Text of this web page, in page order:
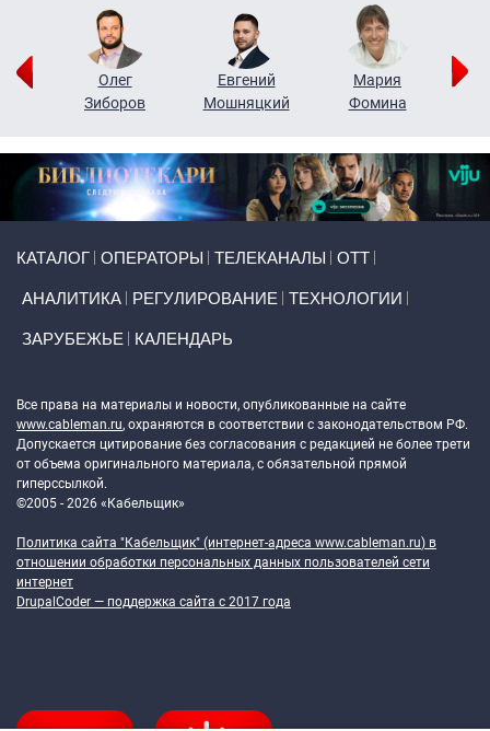
Олег
Зиборов
Евгений
Мошняцкий
Мария
Фомина
КАТАЛОГ ОПЕРАТОРЫ ТЕЛЕКАНАЛЫ ОТТ
АНАЛИТИКА РЕГУЛИРОВАНИЕ ТЕХНОЛОГИИ
ЗАРУБЕЖЬЕ КАЛЕНДАРЬ
Все права на материалы и новости, опубликованные на сайте
www.cableman.ru, охраняются в соответствии с законодательством РФ.
Допускается цитирование без согласования с редакцией не более трети
от объема оригинального материала, с обязательной прямой
гиперссылкой.
©2005 - 2026 «Кабельщик»
Политика сайта "Кабельщик" (интернет-адреса www.cableman.ru) в
отношении обработки персональных данных пользователей сети
интернет
DrupalCoder — поддержка сайта c 2017 года